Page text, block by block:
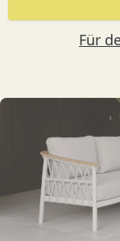
Für